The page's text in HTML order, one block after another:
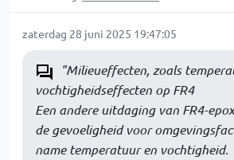
zaterdag 28 juni 2025 19:47:05
"Milieueffecten, zoals
vochtigheidseffecten op FR4
Een andere uitdaging van FR4-
de gevoeligheid voor
name temperatuur en vochtigheid.